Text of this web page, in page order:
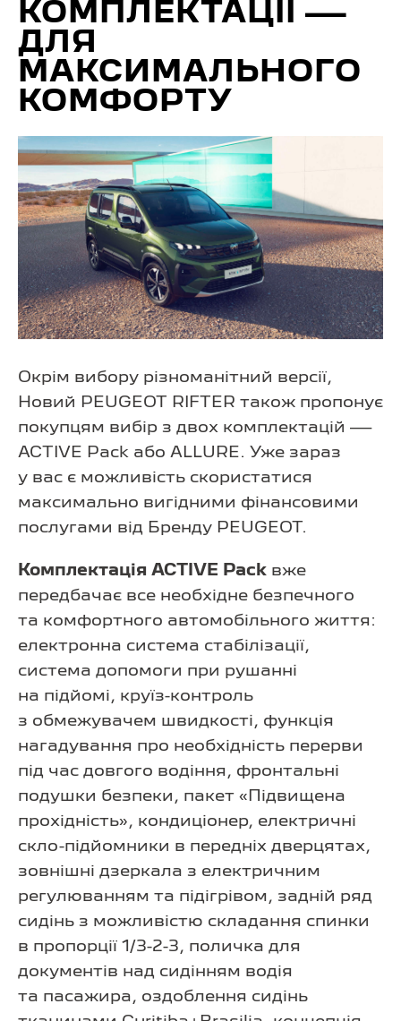
КОМПЛЕКТАЦІЇ —
ДЛЯ
МАКСИМАЛЬНОГО
КОМФОРТУ
Окрім вибору різноманітний версії,
Новий PEUGEOT RIFTER також пропонує
покупцям вибір з двох комплектацій —
ACTIVE Pack або ALLURE. Уже зараз
у вас є можливість скористатися
максимально вигідними фінансовими
послугами від Бренду PEUGEOT.
Комплектація ACTIVE Pack вже
передбачає все необхідне безпечного
та комфортного автомобільного життя:
електронна система стабілізації,
система допомоги при рушанні
на підйомі, круїз-контроль
з обмежувачем швидкості, функція
нагадування про необхідність перерви
під час довгого водіння, фронтальні
подушки безпеки, пакет «Підвищена
прохідність», кондиціонер, електричні
скло-підйомники в передніх дверцятах,
зовнішні дзеркала з електричним
регулюванням та підігрівом, задній ряд
сидінь з можливістю складання спинки
в пропорції 1/3-2-3, поличка для
документів над сидінням водія
та пасажира, оздоблення сидінь